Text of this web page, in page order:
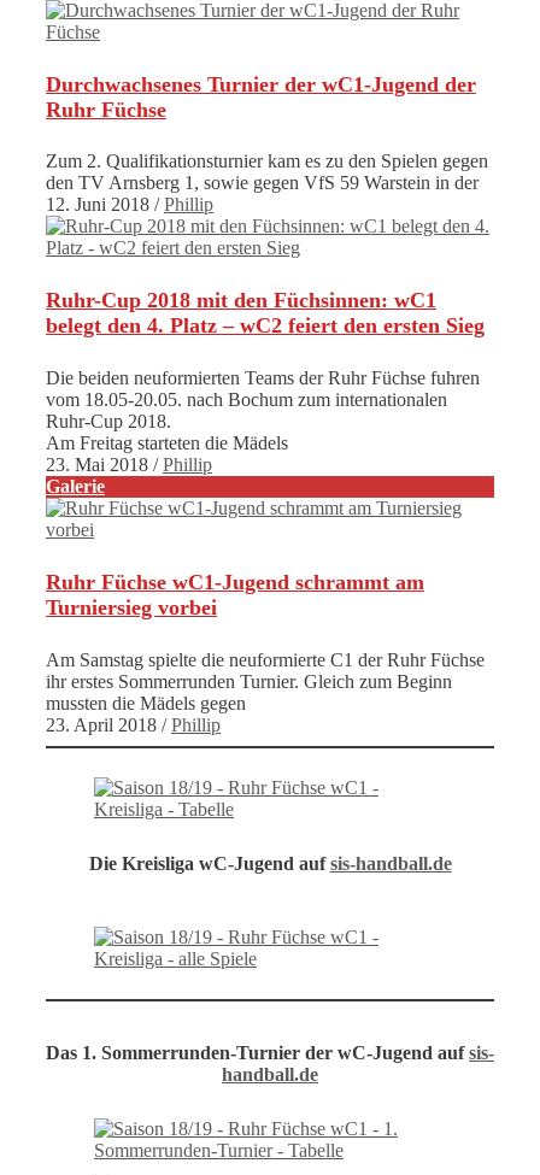
Durchwachsenes Turnier der wC1-Jugend der
Ruhr Füchse
Zum 2. Qualifikationsturnier kam es zu den Spielen gegen
den TV Arnsberg 1, sowie gegen VfS 59 Warstein in der
12. Juni 2018 /Phillip
Ruhr-Cup 2018 mit den Füchsinnen: wC1
belegt den 4. Platz – wC2 feiert den ersten Sieg
Die beiden neuformierten Teams der Ruhr Füchse fuhren
vom 18.05-20.05. nach Bochum zum internationalen
Ruhr-Cup 2018.
Am Freitag starteten die Mädels
23. Mai 2018 /Phillip
Galerie
Ruhr Füchse wC1-Jugend schrammt am
Turniersieg vorbei
Am Samstag spielte die neuformierte C1 der Ruhr Füchse
ihr erstes Sommerrunden Turnier. Gleich zum Beginn
mussten die Mädels gegen
23. April 2018 /Phillip
Die Kreisliga wC-Jugend aufsis-handball.de
Das 1. Sommerrunden-Turnier der wC-Jugend aufsis-
handball.de